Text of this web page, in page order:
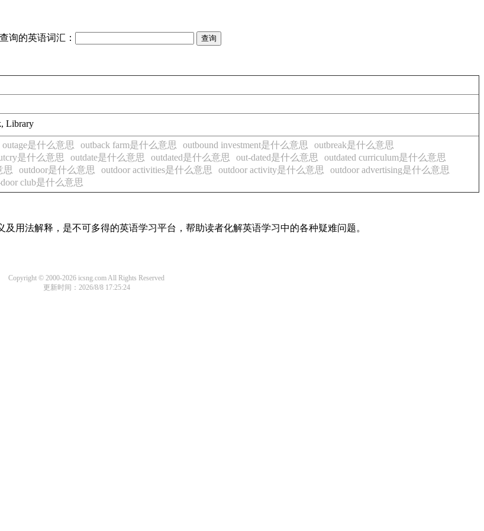
询的英语词汇：
Library
outage是什么意思 outback farm是什么意思 outbound investment是什么意思
outbreak是什么意思
是什么意思 outdate是什么意思 outdated是什么意思 out-dated是什么意思
outdated curriculum是什么意思
思 outdoor是什么意思 outdoor activities是什么意思 outdoor activity是什么意思
outdoor advertising是什么意思
club是什么意思
用法解释，是不可多得的英语学习平台，帮助读者化解英语学习中的各种疑难问题。
Copyright © 2000-2026 icsng.com All Rights Reserved
更新时间：2026/8/8 17:25:24